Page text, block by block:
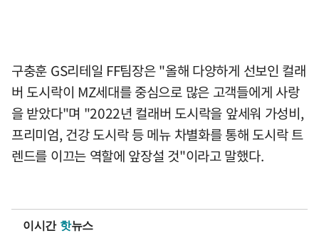
구충훈 GS리테일 FF팀장은 "올해 다양하게 선보인 컬래
버 도시락이 MZ세대를 중심으로 많은 고객들에게 사랑
을 받았다"며 "2022년 컬래버 도시락을 앞세워 가성비,
프리미엄, 건강 도시락 등 메뉴 차별화를 통해 도시락 트
렌드를 이끄는 역할에 앞장설 것"이라고 말했다.
이시간 핫뉴스